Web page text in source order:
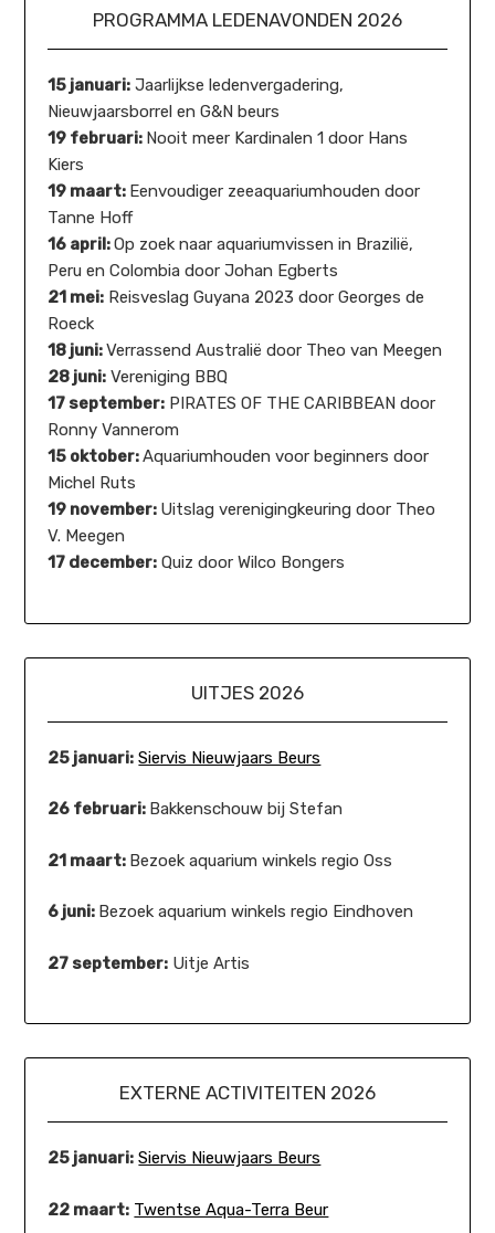
PROGRAMMA LEDENAVONDEN 2026
15 januari: Jaarlijkse ledenvergadering,
Nieuwjaarsborrel en G&N beurs
19 februari: Nooit meer Kardinalen 1 door Hans
Kiers
19 maart: Eenvoudiger zeeaquariumhouden door
Tanne Hoff
16 april:Op zoek naar aquariumvissen in Brazilië,
Peru en Colombia door Johan Egberts
21 mei: Reisveslag Guyana 2023 door Georges de
Roeck
18 juni:Verrassend Australië door Theo van Meegen
28 juni: Vereniging BBQ
17 september: PIRATES OF THE CARIBBEAN door
Ronny Vannerom
15 oktober:Aquariumhouden voor beginners door
Michel Ruts
19 november: Uitslag verenigingkeuring door Theo
V. Meegen
17 december: Quiz door Wilco Bongers
UITJES 2026
25 januari: Siervis Nieuwjaars Beurs
26 februari: Bakkenschouw bij Stefan
21 maart: Bezoek aquarium winkels regio Oss
6 juni: Bezoek aquarium winkels regio Eindhoven
27 september: Uitje Artis
EXTERNE ACTIVITEITEN 2026
25 januari: Siervis Nieuwjaars Beurs
22 maart: Twentse Aqua-Terra Beur